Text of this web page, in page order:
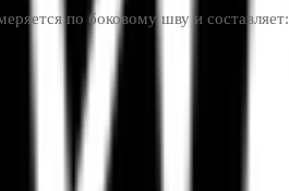
по боковому шву и составляет: